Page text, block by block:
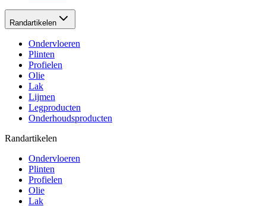
Randartikelen
Ondervloeren
Plinten
Profielen
Olie
Lak
Lijmen
Legproducten
Onderhoudsproducten
Randartikelen
Ondervloeren
Plinten
Profielen
Olie
Lak